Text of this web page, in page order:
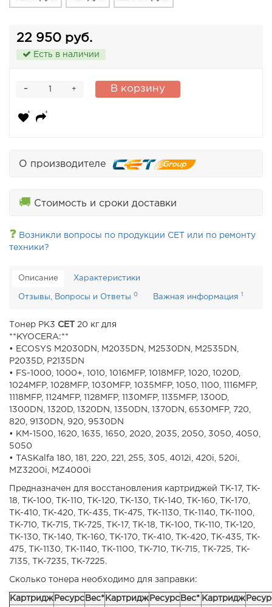
22 950 руб.
Есть в наличии
+
- В корзину
О производителе
🚚 Стоимость и сроки доставки
❓ Возникли вопросы по продукции CET или по ремонту
техники?
Описание Характеристики
Отзывы, Вопросы и Ответы 0 Важная информация
Тонер PK3 CET
20 кг для
**KYOCERA:**
• ECOSYS M2030DN, M2035DN, M2530DN, M2535DN,
P2035D, P2135DN
• FS-1000, 1000+, 1010, 1016MFP, 1018MFP, 1020, 1020D,
1024MFP, 1028MFP, 1030MFP, 1035MFP, 1050, 1100, 1116MFP,
1118MFP, 1124MFP, 1128MFP, 1130MFP, 1135MFP, 1300D,
1300DN, 1320D, 1320DN, 1350DN, 1370DN, 6530MFP, 720,
820, 9130DN, 920, 9530DN
• KM-1500, 1620, 1635, 1650, 2020, 2035, 2050, 3050, 4050,
5050
• TASKalfa 180, 181, 220, 221, 255, 305, 4012i, 420i, 520i,
MZ3200i, MZ4000i
Предназначен для восстановления картриджей TK-17, TK-
18, TK-100, TK-110, TK-120, TK-130, TK-140, TK-160, TK-170,
TK-410, TK-420, TK-435, TK-475, TK-1130, TK-1140, TK-1100,
TK-710, TK-715, TK-725, TK-17, TK-18, TK-100, TK-110, TK-120,
TK-130, TK-140, TK-160, TK-170, TK-410, TK-420, TK-435, TK-
475, TK-1130, TK-1140, TK-1100, TK-710, TK-715, TK-725, TK-
7135, TK-7235, TK-7225.
Сколько тонера необходимо для заправки:
Картридж Ресурс Вес* Картридж Ресурс Вес* Картридж